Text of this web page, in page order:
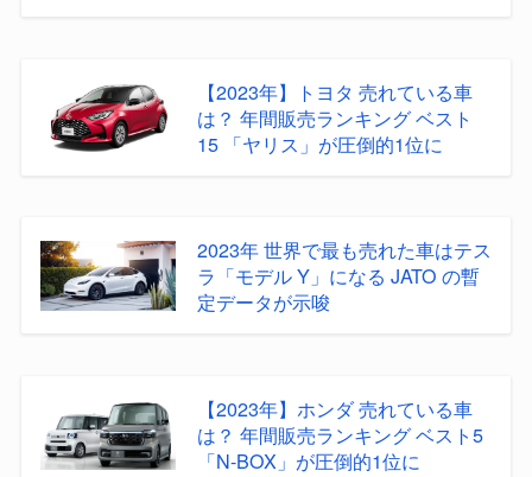
【2023年】トヨタ 売れている車
は？ 年間販売ランキング ベスト
15 「ヤリス」が圧倒的1位に
2023年 世界で最も売れた車はテス
ラ「モデル Y」になる JATO の暫
定データが示唆
【2023年】ホンダ 売れている車
は？ 年間販売ランキング ベスト5
「N-BOX」が圧倒的1位に